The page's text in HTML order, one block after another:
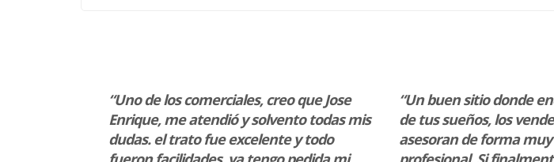
“Uno de los comerciales, creo que Jose
Enrique, me atendió y solvento todas mis
dudas. el trato fue excelente y todo
“Un buen sitio donde
de tus sueños, los
asesoran de forma